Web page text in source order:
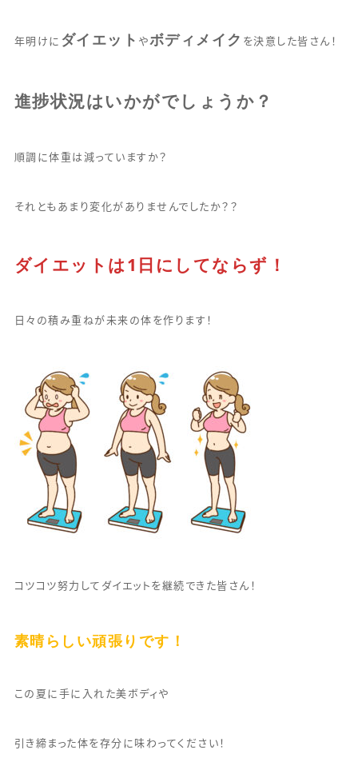
年明けに ダイエット やボディメイク を決意した皆さん！
進捗状況はいかがでしょうか？
順調に体重は減っていますか？
それともあまり変化がありませんでしたか？？
ダイエットは1日にしてならず！
日々の積み重ねが未来の体を作ります！
コツコツ努力してダイエットを継続できた皆さん！
素晴らしい頑張りです！
この夏に手に入れた美ボディや
引き締まった体を存分に味わってください！